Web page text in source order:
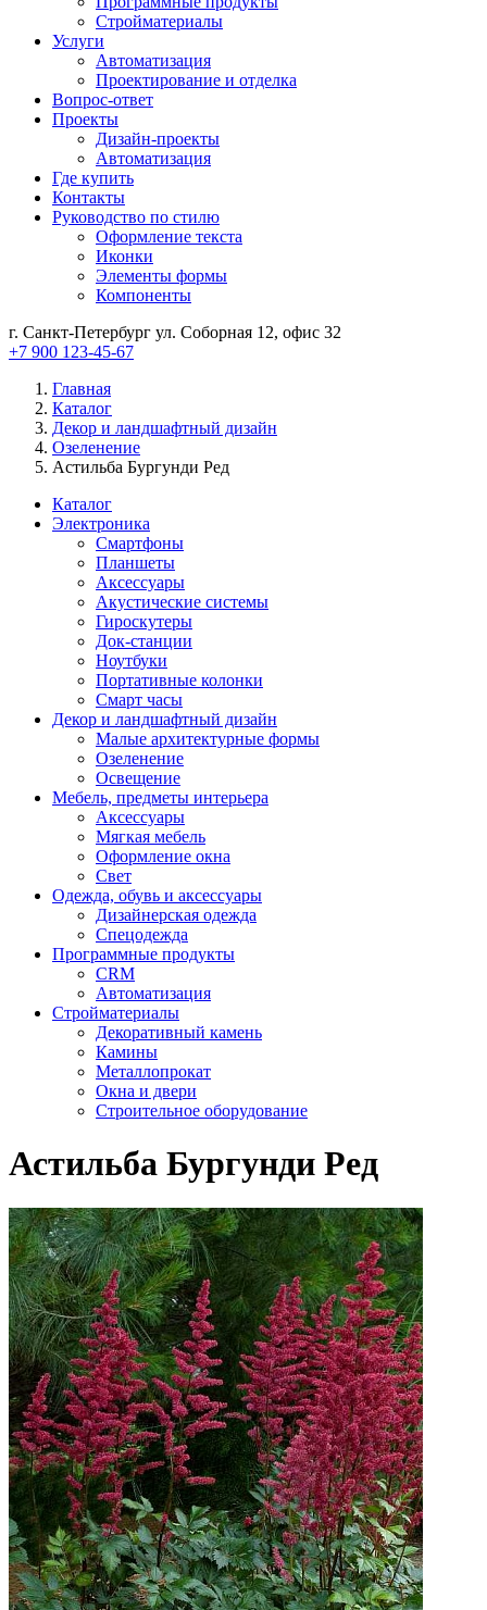
Стройматериалы
Услуги
Автоматизация
Проектирование и отделка
Вопрос-ответ
Проекты
Дизайн-проекты
Автоматизация
Где купить
Контакты
Руководство по стилю
Оформление текста
Иконки
Элементы формы
Компоненты
г. Санкт-Петербург ул. Соборная 12, офис 32
+7 900 123-45-67
Главная
Каталог
Декор и ландшафтный дизайн
Озеленение
Астильба Бургунди Ред
Каталог
Электроника
Смартфоны
Планшеты
Аксессуары
Акустические системы
Гироскутеры
Док-станции
Ноутбуки
Портативные колонки
Смарт часы
Декор и ландшафтный дизайн
Малые архитектурные формы
Озеленение
Освещение
Мебель, предметы интерьера
Аксессуары
Мягкая мебель
Оформление окна
Свет
Одежда, обувь и аксессуары
Дизайнерская одежда
Спецодежда
Программные продукты
CRM
Автоматизация
Стройматериалы
Декоративный камень
Камины
Металлопрокат
Окна и двери
Строительное оборудование
Астильба Бургунди Ред